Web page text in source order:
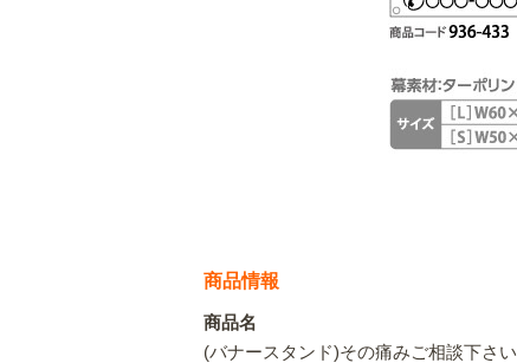
商品情報
商品名
(バナースタンド)その痛みご相談下さい